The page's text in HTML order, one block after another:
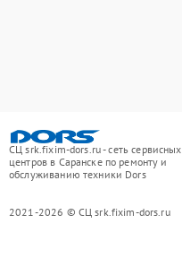
СЦ srk.fixim-dors.ru - сеть сервисных
центров в Саранске по ремонту и
обслуживанию техники Dors
2021-2026 © СЦ srk.fixim-dors.ru